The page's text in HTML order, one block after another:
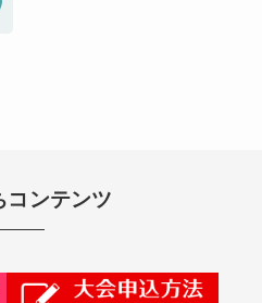
コンテンツ